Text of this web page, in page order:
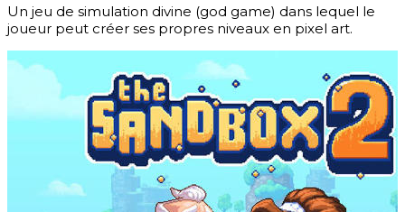
Un jeu de simulation divine (god game) dans lequel le
joueur peut créer ses propres niveaux en pixel art.